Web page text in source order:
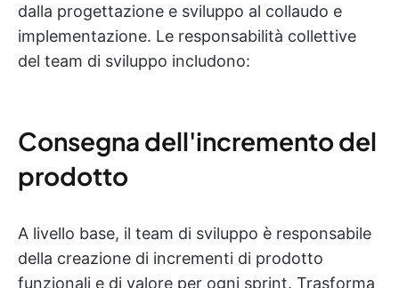
dalla progettazione e sviluppo al collaudo e
implementazione. Le responsabilità collettive
del team di sviluppo includono:
Consegna dell'incremento del
prodotto
A livello base, il team di sviluppo è responsabile
della creazione di incrementi di prodotto
funzionali e di valore per ogni sprint. Trasforma